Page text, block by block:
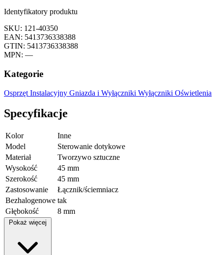
Identyfikatory produktu
SKU: 121-40350
EAN: 5413736338388
GTIN: 5413736338388
MPN: —
Kategorie
Osprzęt Instalacyjny Gniazda i Wyłączniki Wyłączniki Oświetlenia
Specyfikacje
Kolor
Inne
Model
Sterowanie dotykowe
Materiał
Tworzywo sztuczne
Wysokość
45 mm
Szerokość
45 mm
Zastosowanie
Łącznik/ściemniacz
Bezhalogenowe tak
Głębokość
8 mm
Pokaż więcej